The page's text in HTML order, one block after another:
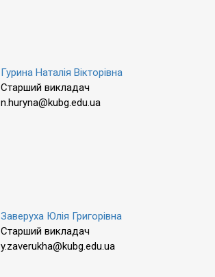
Гурина Наталія Вікторівна
Старший викладач
n.huryna@kubg.edu.ua
Заверуха Юлія Григорівна
Старший викладач
y.zaverukha@kubg.edu.ua